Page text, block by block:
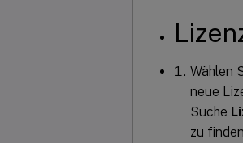
Wählen
neue
Suche
zu